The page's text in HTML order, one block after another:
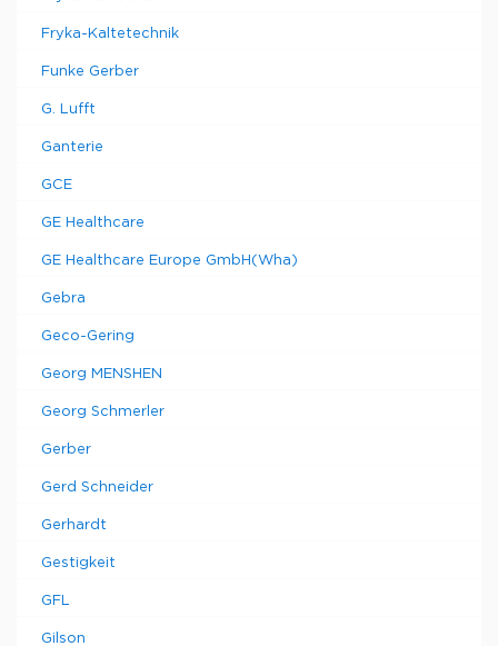
Fryka-Kaltetechnik
Funke Gerber
G. Lufft
Ganterie
GCE
GE Healthcare
GE Healthcare Europe GmbH(Wha)
Gebra
Geco-Gering
Georg MENSHEN
Georg Schmerler
Gerber
Gerd Schneider
Gerhardt
Gestigkeit
GFL
Gilson